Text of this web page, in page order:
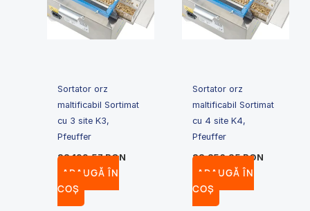
Sortator orz
maltificabil Sortimat
cu 3 site K3,
Pfeuffer
22,199.57RON
ADAUGĂ ÎN
COȘ
Sortator orz
maltificabil Sortimat
cu 4 site K4,
Pfeuffer
23,856.25RON
ADAUGĂ ÎN
COȘ